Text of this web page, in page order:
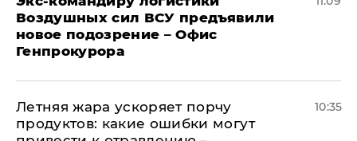
Воздушных сил ВСУ предъявили
новое подозрение – Офис
Генпрокурора
Летняя жара ускоряет порчу
продуктов: какие ошибки могут
10:35